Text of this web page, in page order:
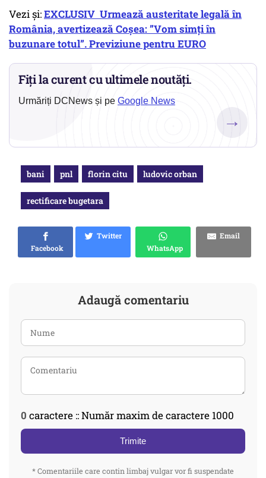
Vezi și:EXCLUSIV Urmează austeritate legală în
România, avertizează Coșea: ”Vom simți în
buzunare totul”. Previziune pentru EURO
Fiți la curent cu ultimele noutăți.
Urmăriți DCNews și pe Google News
→
bani pnl florin citu ludovic orban
rectificare bugetara
Facebook
Twitter
WhatsApp
Email
Adaugă comentariu
0 caractere :: Număr maxim de caractere 1000
Trimite
* Comentariile care contin limbaj vulgar vor fi suspendate